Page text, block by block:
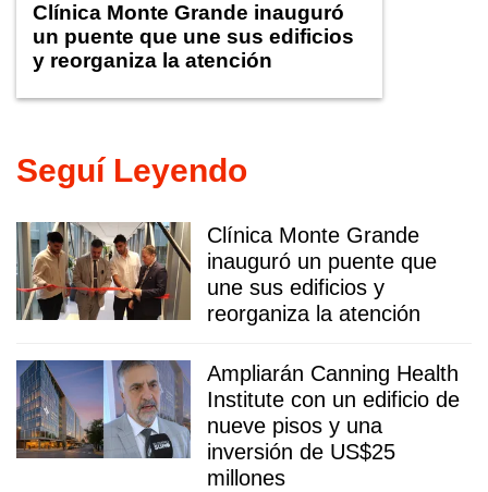
Clínica Monte Grande inauguró
un puente que une sus edificios
y reorganiza la atención
Seguí Leyendo
Clínica Monte Grande
inauguró un puente que
une sus edificios y
reorganiza la atención
Ampliarán Canning Health
Institute con un edificio de
nueve pisos y una
inversión de US$25
millones